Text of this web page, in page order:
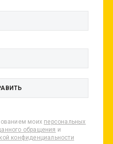
моих персональных
обращения и
конфиденциальности